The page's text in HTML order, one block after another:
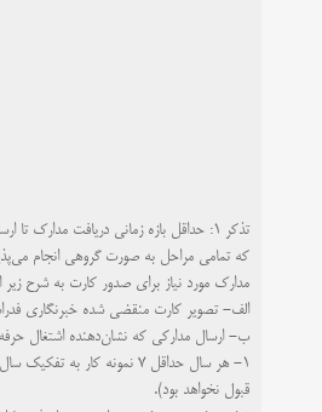
تذکر ۱:
که تمامی مراحل به صورت گروهی انجام
مدارک مورد نیاز برای صدور کارت به شرح
الف-تصویر کارت منقضی شده خبرنگاری
ب- ارسال مدارکی که نشان‌دهنده اشتغال
۱-
هر سال حداقل ۷ نمونه
قبول نخواهد بود).